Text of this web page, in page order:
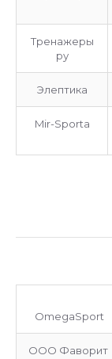
Тренажеры
ру
Элептика
Mir-Sporta
OmegaSport
ООО Фаворит